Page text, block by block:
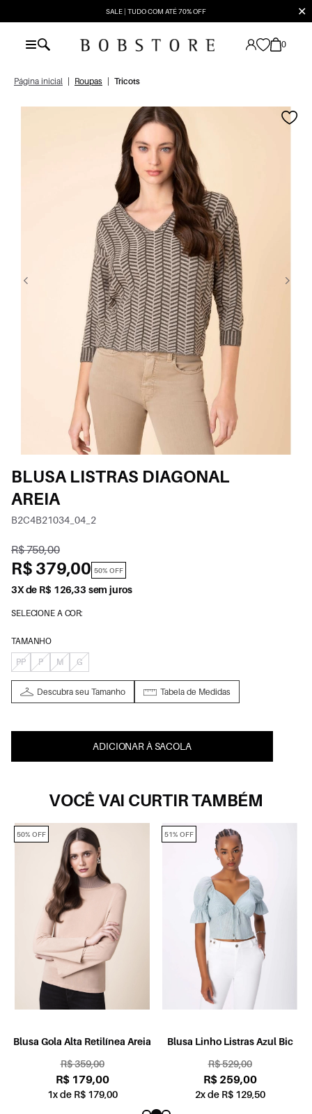
SALE | TUDO COM ATÉ 70% OFF ✕
0
Página inicial Roupas Tricots
BLUSA LISTRAS DIAGONAL
AREIA
B2C4B21034_04_2
R$ 759,00
R$ 379,00 50% OFF
3X de R$ 126,33 sem juros
SELECIONE A COR:
TAMANHO
PP
P M G
Descubra seu Tamanho Tabela de Medidas
ADICIONAR À SACOLA
VOCÊ VAI CURTIR TAMBÉM
Blusa Gola Alta Retilínea Areia
R$ 359,00
R$ 179,00
1x de R$ 179,00
50% OFF
Blusa Linho Listras Azul Bic
R$ 529,00
R$ 259,00
2x de R$ 129,50
51% OFF